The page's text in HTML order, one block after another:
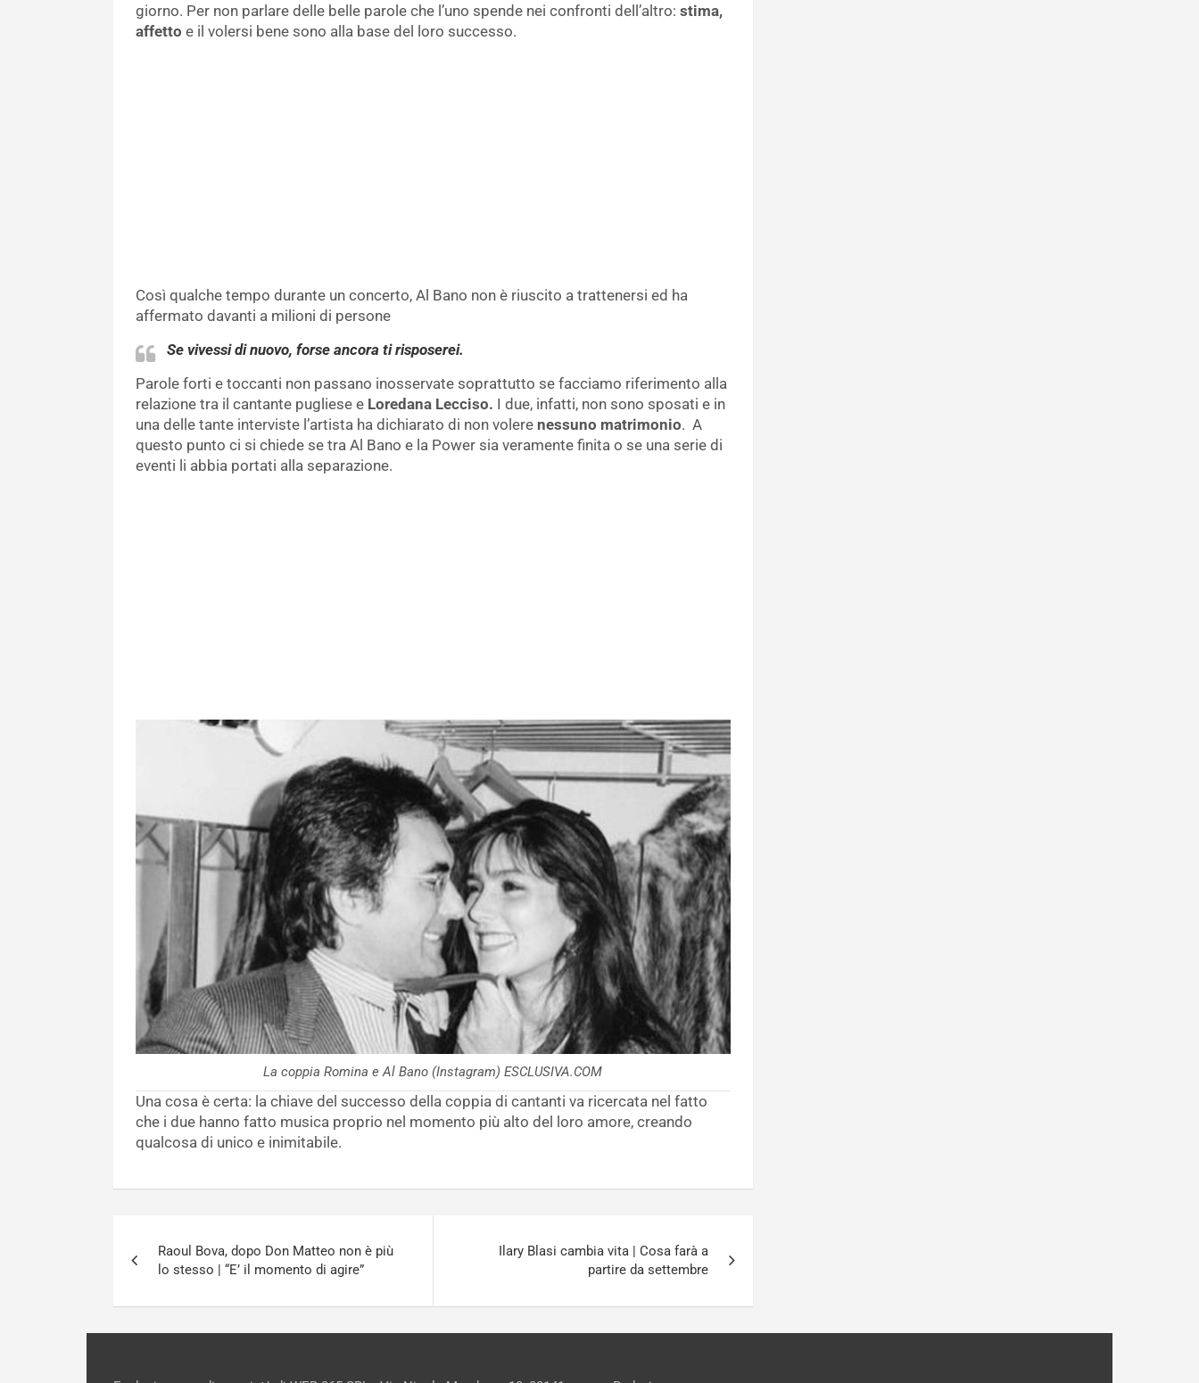
giorno. Per non parlare delle belle parole che l’uno spende nei confronti dell’altro: stima,
affetto e il volersi bene sono alla base del loro successo.
Così qualche tempo durante un concerto, Al Bano non è riuscito a trattenersi ed ha
affermato davanti a milioni di persone
Se vivessi di nuovo, forse ancora ti risposerei.
Parole forti e toccanti non passano inosservate soprattutto se facciamo riferimento alla
relazione tra il cantante pugliese e Loredana Lecciso. I due, infatti, non sono sposati e in
una delle tante interviste l’artista ha dichiarato di non volere nessuno matrimonio. A
questo punto ci si chiede se tra Al Bano e la Power sia veramente finita o se una serie di
eventi li abbia portati alla separazione.
La coppia Romina e Al Bano (Instagram) ESCLUSIVA.COM
Una cosa è certa: la chiave del successo della coppia di cantanti va ricercata nel fatto
che i due hanno fatto musica proprio nel momento più alto del loro amore, creando
qualcosa di unico e inimitabile.
articoli
Raoul Bova, dopo Don Matteo non è più
lo stesso | “E’ il momento di agire”
Ilary Blasi cambia vita | Cosa farà a
partire da settembre